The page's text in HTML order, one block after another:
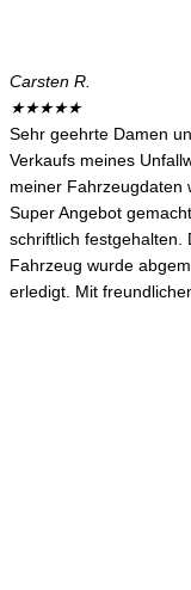
Carsten R.
★★★★★
Sehr geehrte Damen
Verkaufs meines
meiner Fahrzeugdaten
Super Angebot
schriftlich festgehalten.
Fahrzeug wurde
erledigt. Mit